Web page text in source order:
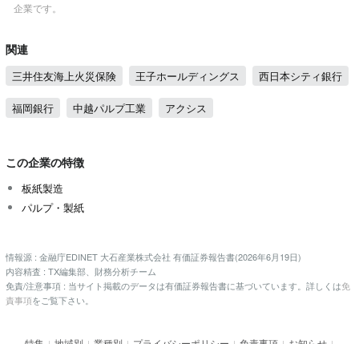
企業です。
関連
三井住友海上火災保険 王子ホールディングス 西日本シティ銀行
福岡銀行 中越パルプ工業 アクシス
この企業の特徴
板紙製造
パルプ・製紙
情報源 : 金融庁EDINET 大石産業株式会社 有価証券報告書(2026年6月19日)
内容精査 : TX編集部、財務分析チーム
免責/注意事項 : 当サイト掲載のデータは有価証券報告書に基づいています。詳しくは免
責事項をご覧下さい。